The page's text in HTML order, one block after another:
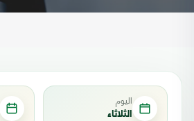
اليوم
الثلاثاء